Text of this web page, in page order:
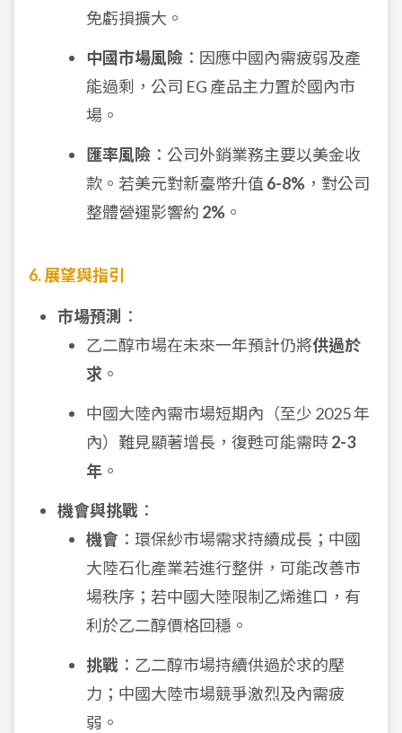
免虧損擴大。
中國市場風險 ：因應中國內需疲弱及產
能過剩，公司 EG 產品主力置於國內市
場。
匯率風險 ：公司外銷業務主要以美金收
款。若美元對新臺幣升值 6-8% ，對公司
整體營運影響約 2% 。
6. 展望與指引
市場預測 ：
乙二醇市場在未來一年預計仍將供過於
求 。
中國大陸內需市場短期內（至少 2025 年
內）難見顯著增長，復甦可能需時2-3
年 。
機會與挑戰 ：
機會 ：環保紗市場需求持續成長；中國
大陸石化產業若進行整併，可能改善市
場秩序；若中國大陸限制乙烯進口，有
利於乙二醇價格回穩。
挑戰 ：乙二醇市場持續供過於求的壓
力；中國大陸市場競爭激烈及內需疲
弱。